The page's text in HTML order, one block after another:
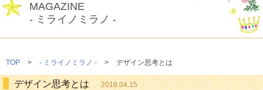
MAGAZINE
- ミライノミラノ -
TOP > - ミライノミラノ - > デザイン思考とは
デザイン思考とは 2018.04.15